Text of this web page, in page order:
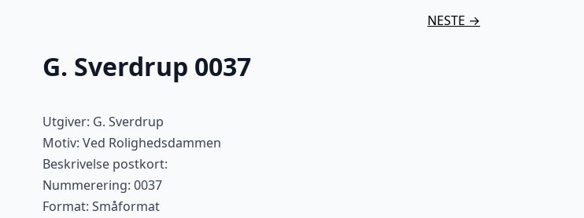
NESTE →
G. Sverdrup 0037
Utgiver: G. Sverdrup
Motiv: Ved Rolighedsdammen
Beskrivelse postkort:
Nummerering: 0037
Format: Småformat